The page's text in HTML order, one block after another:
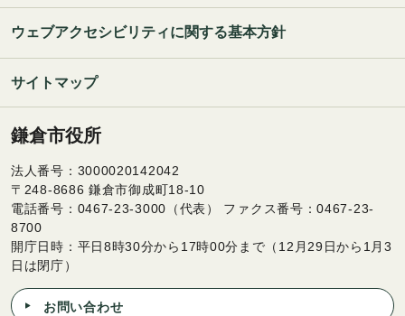
ウェブアクセシビリティに関する基本方針
サイトマップ
鎌倉市役所
法人番号：3000020142042
〒248-8686 鎌倉市御成町18-10
電話番号：0467-23-3000（代表） ファクス番号：0467-23-
8700
開庁日時：平日8時30分から17時00分まで（12月29日から1月3
日は閉庁）
お問い合わせ